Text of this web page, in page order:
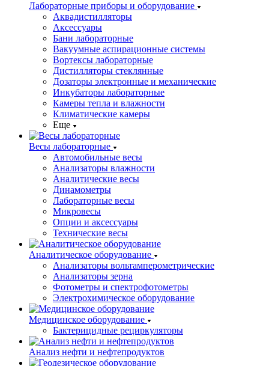
Лабораторные приборы и оборудование
Аквадистилляторы
Аксессуары
Бани лабораторные
Вакуумные аспирационные системы
Вортексы лабораторные
Дистилляторы стеклянные
Дозаторы электронные и механические
Инкубаторы лабораторные
Камеры тепла и влажности
Климатические камеры
Еще
Весы лабораторные
Автомобильные весы
Анализаторы влажности
Аналитические весы
Динамометры
Лабораторные весы
Микровесы
Опции и аксессуары
Технические весы
Аналитическое оборудование
Анализаторы вольтамперометрические
Анализаторы зерна
Фотометры и спектрофотометры
Электрохимическое оборудование
Медицинское оборудование
Бактерицидные рециркуляторы
Анализ нефти и нефтепродуктов